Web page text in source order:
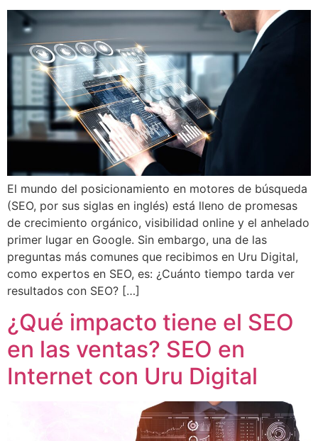
El mundo del posicionamiento en motores de búsqueda
(SEO, por sus siglas en inglés) está lleno de promesas
de crecimiento orgánico, visibilidad online y el anhelado
primer lugar en Google. Sin embargo, una de las
preguntas más comunes que recibimos en Uru Digital,
como expertos en SEO, es: ¿Cuánto tiempo tarda ver
resultados con SEO? […]
¿Qué impacto tiene el SEO
en las ventas? SEO en
Internet con Uru Digital